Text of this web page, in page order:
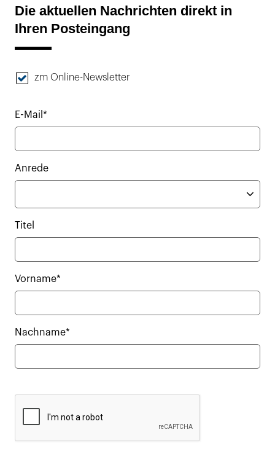
Die aktuellen Nachrichten direkt in
Ihren Posteingang
zm Online-Newsletter
E-Mail*
Anrede
Titel
Vorname*
Nachname*